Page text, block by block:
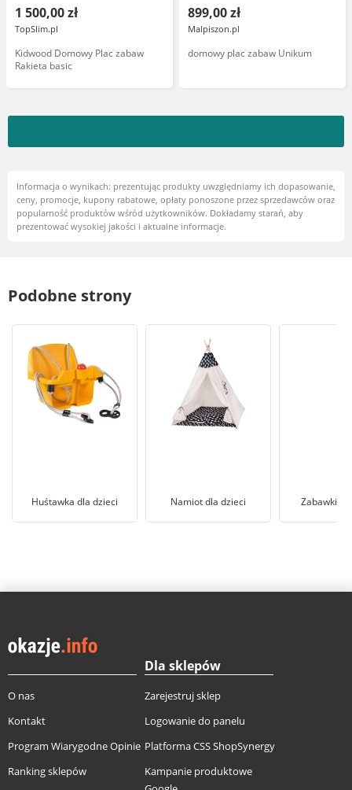
1 500,00 zł
TopSlim.pl
Kidwood Domowy Plac zabaw
Rakieta basic
899,00 zł
Malpiszon.pl
domowy plac zabaw Unikum
Informacja o wynikach: prezentując produkty uwzględniamy ich dopasowanie,
ceny, promocje, kupony rabatowe, opłaty ponoszone przez sprzedawców oraz
popularność produktów wśród użytkowników. Dokładamy starań, aby
prezentować wysokiej jakości i aktualne informacje.
Podobne strony
Huśtawka dla dzieci Namiot dla dzieci Zabawki
O nas
Kontakt
Program Wiarygodne Opinie
Ranking sklepów
Dla sklepów
Zarejestruj sklep
Logowanie do panelu
Platforma CSS ShopSynergy
Kampanie produktowe